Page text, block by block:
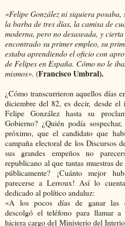
«Felipe González ni siquiera posaba,
la barba de tres días, la camisa de
moderna, pero no desaseada, y
encontrado su primer empleo, su
estaba aprendiendo el oficio con
de Felipes en España. Cómo no le
mismos». (Francisco Umbral).
¿Cómo transcurrieron aquellos días
diciembre del 82, es decir, desde
Felipe González hasta su
Gobierno? ¿Quién podía
próximo, que el candidato que
campaña electoral de los Discursos
sus grandes empeños no
republicano al que tantas muestras
públicamente? ¡Cuánto mejor
parecerse a Lerroux! Así lo
dedicado al político andaluz:
«A los pocos días de ganar las
descolgó el teléfono para llamar
hiciera cargo del Ministerio del